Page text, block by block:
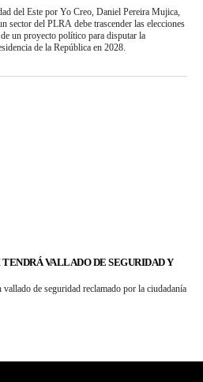
del Este por Yo Creo, Daniel Pereira Mujica,
sector del PLRA debe trascender las elecciones
un proyecto político para disputar la
de la República en 2028.
VALLADO DE SEGURIDAD Y
de seguridad reclamado por la ciudadanía